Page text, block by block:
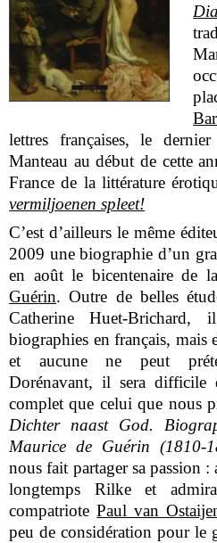
lettres françaises, le
Manteau au début de cette
France de la littérature
vermiljoenen spleet!
C’est d’ailleurs le même
2009 une biographie d’un
en août le bicentenaire de
Guérin. Outre de belles
Catherine Huet-Brichard,
biographies en français, mais
et aucune ne peut
Dorénavant, il sera difficile
complet que celui que nous
Dichter naast God.
Maurice de Guérin (1810-
nous fait partager sa passion
longtemps Rilke et
compatriotePaul van
peu de considération pour le